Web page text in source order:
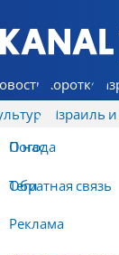
7 КАНАЛ -
Коротко
Израиль и
О нас
Обратная связь
Реклама
Погода
Теги